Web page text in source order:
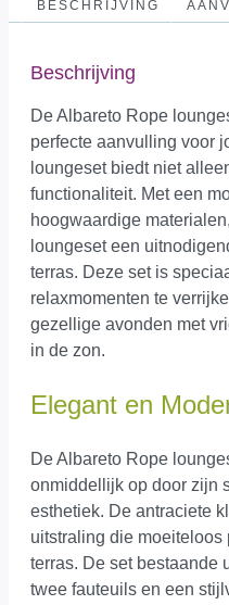
BESCHRIJVING
Beschrijving
De Albareto Rope
perfecte aanvulling voor
loungeset biedt niet
functionaliteit. Met een
hoogwaardige
loungeset een
terras. Deze set is
relaxmomenten te
gezellige avonden met
in de zon.
Elegant en
De Albareto Rope
onmiddellijk op door zijn
esthetiek. De antraciete
uitstraling die moeiteloos
terras. De set bestaande
twee fauteuils en een